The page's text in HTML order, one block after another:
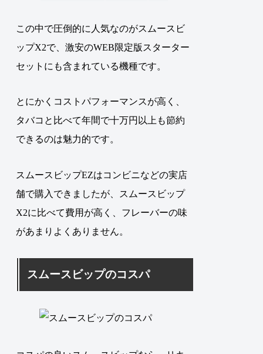
この中で圧倒的に人気なのがスムースビ
ップX2で、激安のWEB限定版スターター
セットにも含まれている機種です。
とにかくコストパフォーマンスが高く、
タバコと比べて年間で十万円以上も節約
できるのは魅力的です。
スムースビップEZはコンビニなどの実店
舗で購入できましたが、スムースビップ
X2に比べて費用が高く、フレーバーの味
があまりよくありません。
スムースビップのコスパ